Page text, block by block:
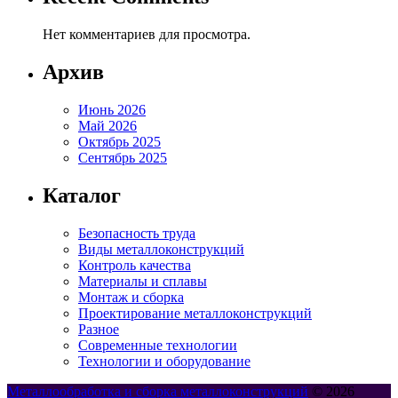
Нет комментариев для просмотра.
Архив
Июнь 2026
Май 2026
Октябрь 2025
Сентябрь 2025
Каталог
Безопасность труда
Виды металлоконструкций
Контроль качества
Материалы и сплавы
Монтаж и сборка
Проектирование металлоконструкций
Разное
Современные технологии
Технологии и оборудование
Металлообработка и сборка металлоконструкций © 2026